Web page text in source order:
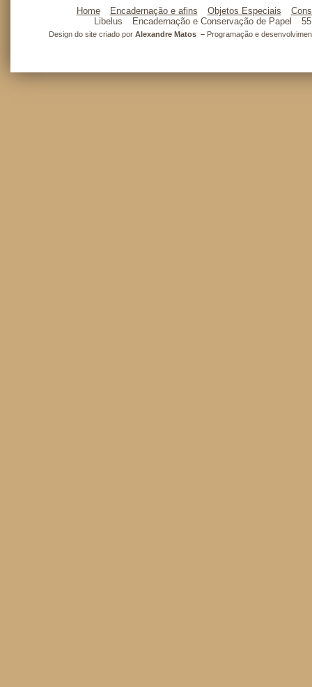
Home Encadernação e afins Objetos Especiais
Libelus
Encadernação e Conservação de Papel
Design do site criado por Alexandre Matos – Programação e